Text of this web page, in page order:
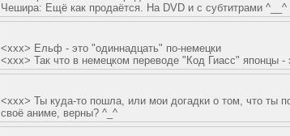
Чешира: Ещё как продаётся. На DVD и с субтитрами ^__^
<xxx> Ельф - это "одиннадцать" по-немецки
<xxx> Так что в немецком переводе "Код Гиасс" японцы
<xxx> Ты куда-то пошла, или мои догадки о том, что ты
своё аниме, верны? ^_^